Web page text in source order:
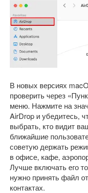
В новых версиях
проверить через
меню. Нажмите на
AirDrop и убедитесь,
выбрать, кто видит
ближайшие
советую держать
в офисе, кафе,
Лучше включать его
нужно принять файл
контактах.